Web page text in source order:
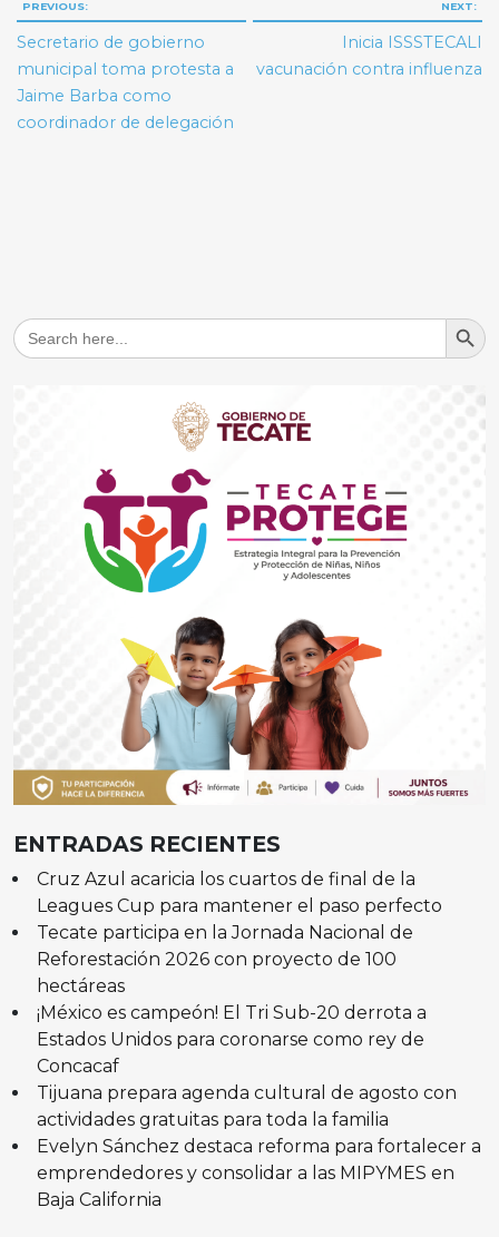
de
entradas
PREVIOUS:
Secretario de gobierno
municipal toma protesta a
Jaime Barba como
coordinador de delegación
NEXT:
Inicia ISSSTECALI
vacunación contra influenza
Search
for:
Search
ENTRADAS RECIENTES
Cruz Azul acaricia los cuartos de final de la
Leagues Cup para mantener el paso perfecto
Tecate participa en la Jornada Nacional de
Reforestación 2026 con proyecto de 100
hectáreas
¡México es campeón! El Tri Sub-20 derrota a
Estados Unidos para coronarse como rey de
Concacaf
Tijuana prepara agenda cultural de agosto con
actividades gratuitas para toda la familia
Evelyn Sánchez destaca reforma para fortalecer a
emprendedores y consolidar a las MIPYMES en
Baja California